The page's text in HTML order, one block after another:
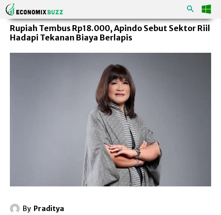
Rupiah Tembus Rp18.000, Apindo Sebut Sektor Riil
Hadapi Tekanan Biaya Berlapis
By Praditya